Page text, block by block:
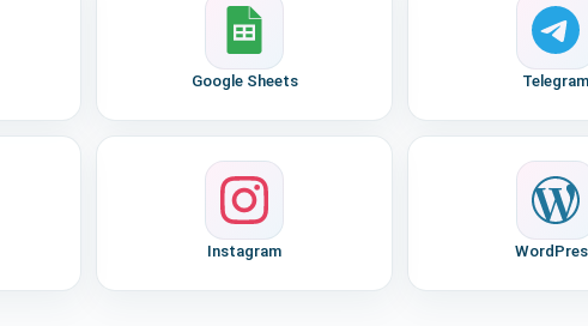
Telegram
Google Sheets
Instagram